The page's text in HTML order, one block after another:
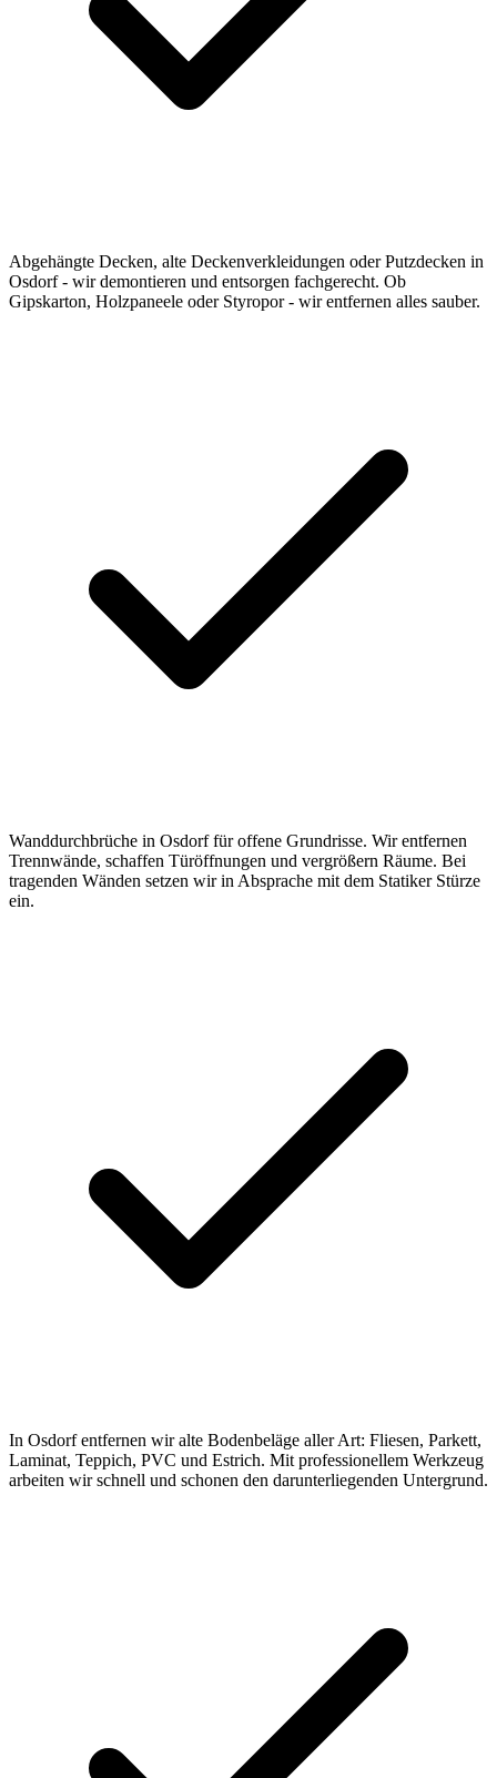
Abgehängte Decken, alte Deckenverkleidungen oder Putzdecken in
Osdorf - wir demontieren und entsorgen fachgerecht. Ob
Gipskarton, Holzpaneele oder Styropor - wir entfernen alles sauber.
Wanddurchbrüche in Osdorf für offene Grundrisse. Wir entfernen
Trennwände, schaffen Türöffnungen und vergrößern Räume. Bei
tragenden Wänden setzen wir in Absprache mit dem Statiker Stürze
ein.
In Osdorf entfernen wir alte Bodenbeläge aller Art: Fliesen, Parkett,
Laminat, Teppich, PVC und Estrich. Mit professionellem Werkzeug
arbeiten wir schnell und schonen den darunterliegenden Untergrund.